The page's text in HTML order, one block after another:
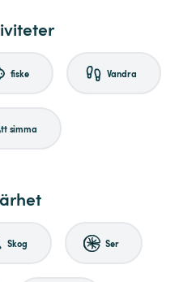
fiske Vandra
simma
Skog Ser